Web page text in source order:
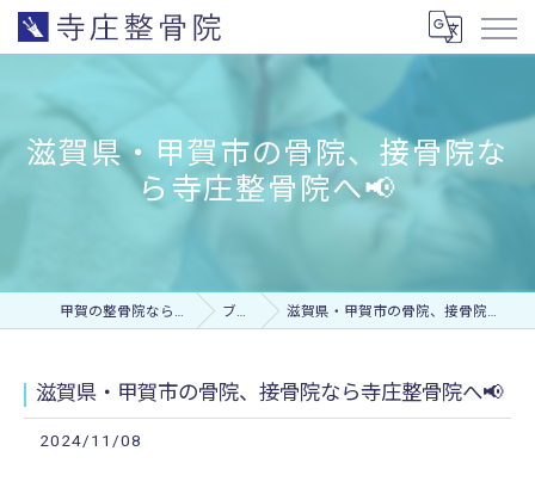
滋賀県・甲賀市の骨院、接骨院な
ら寺庄整骨院へ📢
甲賀の整骨院なら寺庄整骨院 ブログ 滋賀県・甲賀市の骨院、接骨院なら寺庄整骨院へ📢
滋賀県・甲賀市の骨院、接骨院なら寺庄整骨院へ📢
2024/11/08